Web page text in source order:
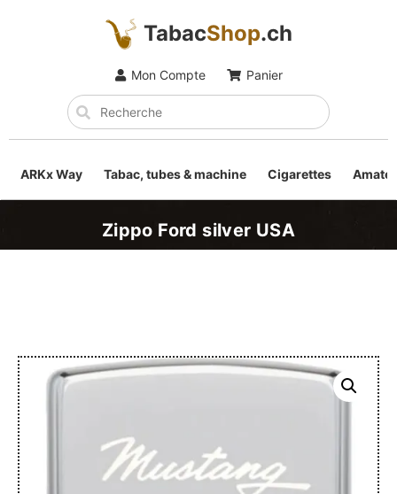
TabacShop.ch
Mon Compte Panier
ARKx Way Tabac, tubes & machine Cigarettes
Zippo Ford silver USA